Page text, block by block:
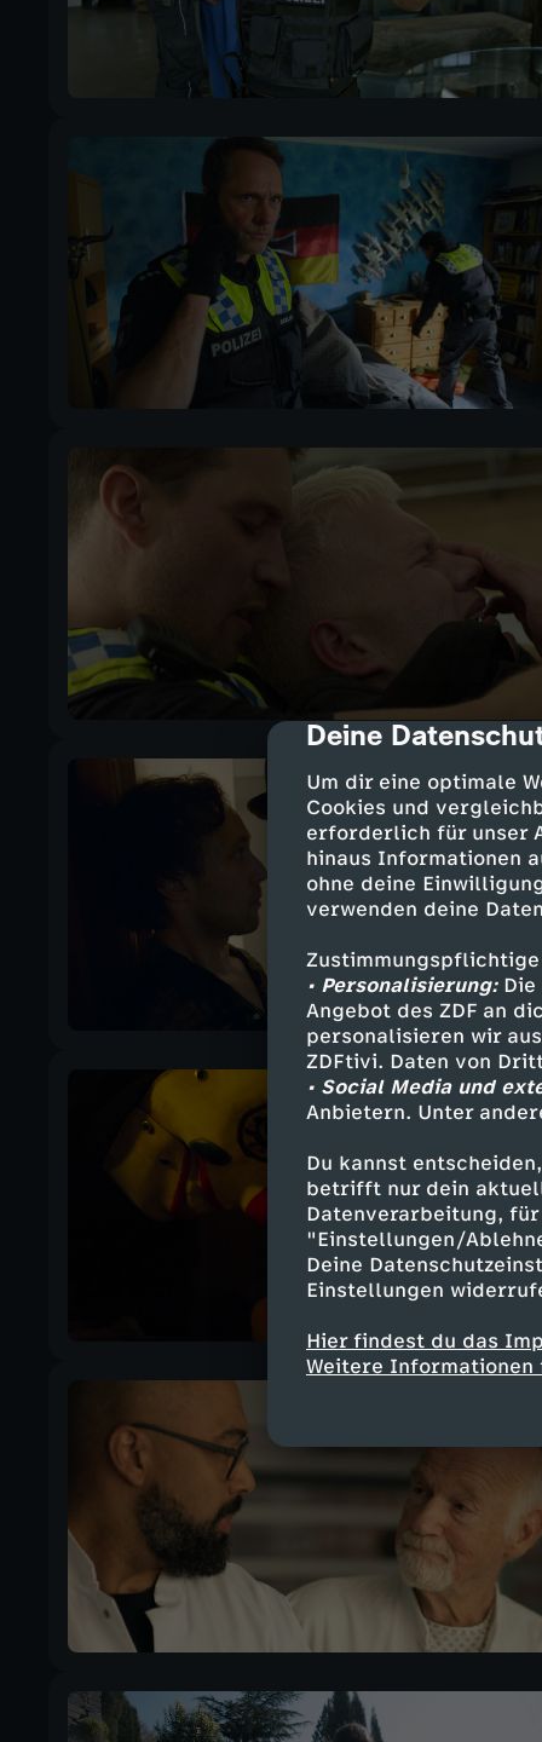
cmp-dialog-
Deine
Um dir eine optimale
Cookies und
erforderlich für unser
hinaus Informationen
ohne deine
verwenden deine
• Personalisierung:Die
Angebot des ZDF an
personalisieren wir
ZDFtivi. Daten von
• Social Media und
Anbietern. Unter
Du kannst
betrifft nur dein
Datenverarbeitung,
"Einstellungen/
Deine
Einstellungen
Hier findest du das
Weitere